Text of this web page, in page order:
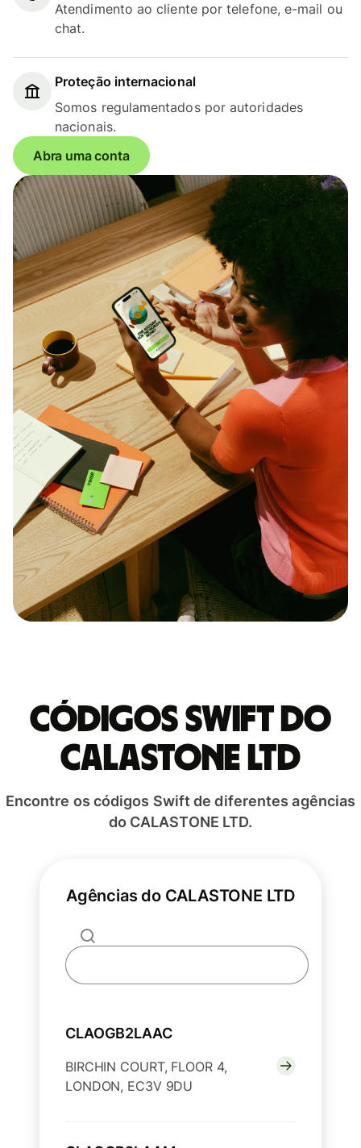
Atendimento ao cliente por telefone, e-mail ou
chat.
Proteção internacional
Somos regulamentados por autoridades
nacionais.
Abra uma conta
Códigos Swift do
CALASTONE LTD
Encontre os códigos Swift de diferentes agências
do CALASTONE LTD.
Agências do CALASTONE LTD
CLAOGB2LAAC
BIRCHIN COURT, FLOOR 4,
LONDON, EC3V 9DU